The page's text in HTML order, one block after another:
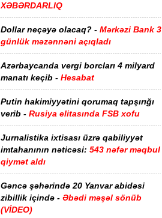
XƏBƏRDARLIQ
Dollar neçəyə olacaq? - Mərkəzi Bank 3
günlük məzənnəni açıqladı
Azərbaycanda vergi borcları 4 milyard
manatı keçib - Hesabat
Putin hakimiyyətini qorumaq tapşırığı
verib - Rusiya elitasında FSB xofu
Jurnalistika ixtisası üzrə qabiliyyət
imtahanının nəticəsi: 543 nəfər məqbul
qiymət aldı
Gəncə şəhərində 20 Yanvar abidəsi
zibillik içində - Əbədi məşəl sönüb
(VİDEO)